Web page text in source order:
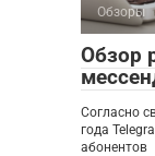
Обзоры
Обзор
Согласно
года
абонентов